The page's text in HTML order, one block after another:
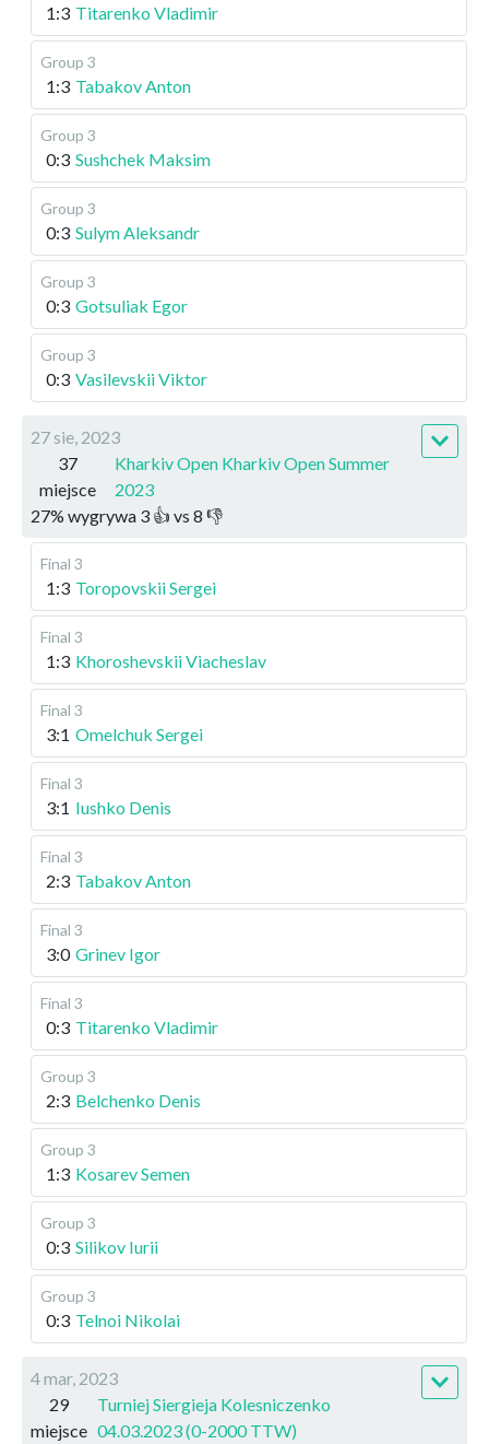
1:3 Titarenko Vladimir
Group 3
1:3 Tabakov Anton
Group 3
0:3 Sushchek Maksim
Group 3
0:3 Sulym Aleksandr
Group 3
0:3 Gotsuliak Egor
Group 3
0:3 Vasilevskii Viktor
27 sie, 2023
37
miejsce
Kharkiv Open Kharkiv Open Summer
2023
27% wygrywa 3 👍 vs 8 👎
Final 3
1:3 Toropovskii Sergei
Final 3
1:3 Khoroshevskii Viacheslav
Final 3
3:1 Omelchuk Sergei
Final 3
3:1 Iushko Denis
Final 3
2:3 Tabakov Anton
Final 3
3:0 Grinev Igor
Final 3
0:3 Titarenko Vladimir
Group 3
2:3 Belchenko Denis
Group 3
1:3 Kosarev Semen
Group 3
0:3 Silikov Iurii
Group 3
0:3 Telnoi Nikolai
4 mar, 2023
29
miejsce
Turniej Siergieja Kolesniczenko
04.03.2023 (0-2000 TTW)